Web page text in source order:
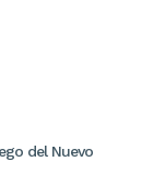
del Nuevo